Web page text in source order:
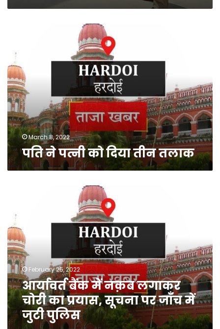
दिया
तीन
तलाक
March 8, 2022
पति ने पत्नी को दिया तीन तलाक
नक़ब
लगाकर
चोरी
का
प्रयास,
सूचना
पर
जाँच
में
जुटी
पुलिस
February 25, 2022
आर्यावर्त बैंक में नक़ब लगाकर
चोरी का प्रयास, सूचना पर जाँच में
जुटी पुलिस